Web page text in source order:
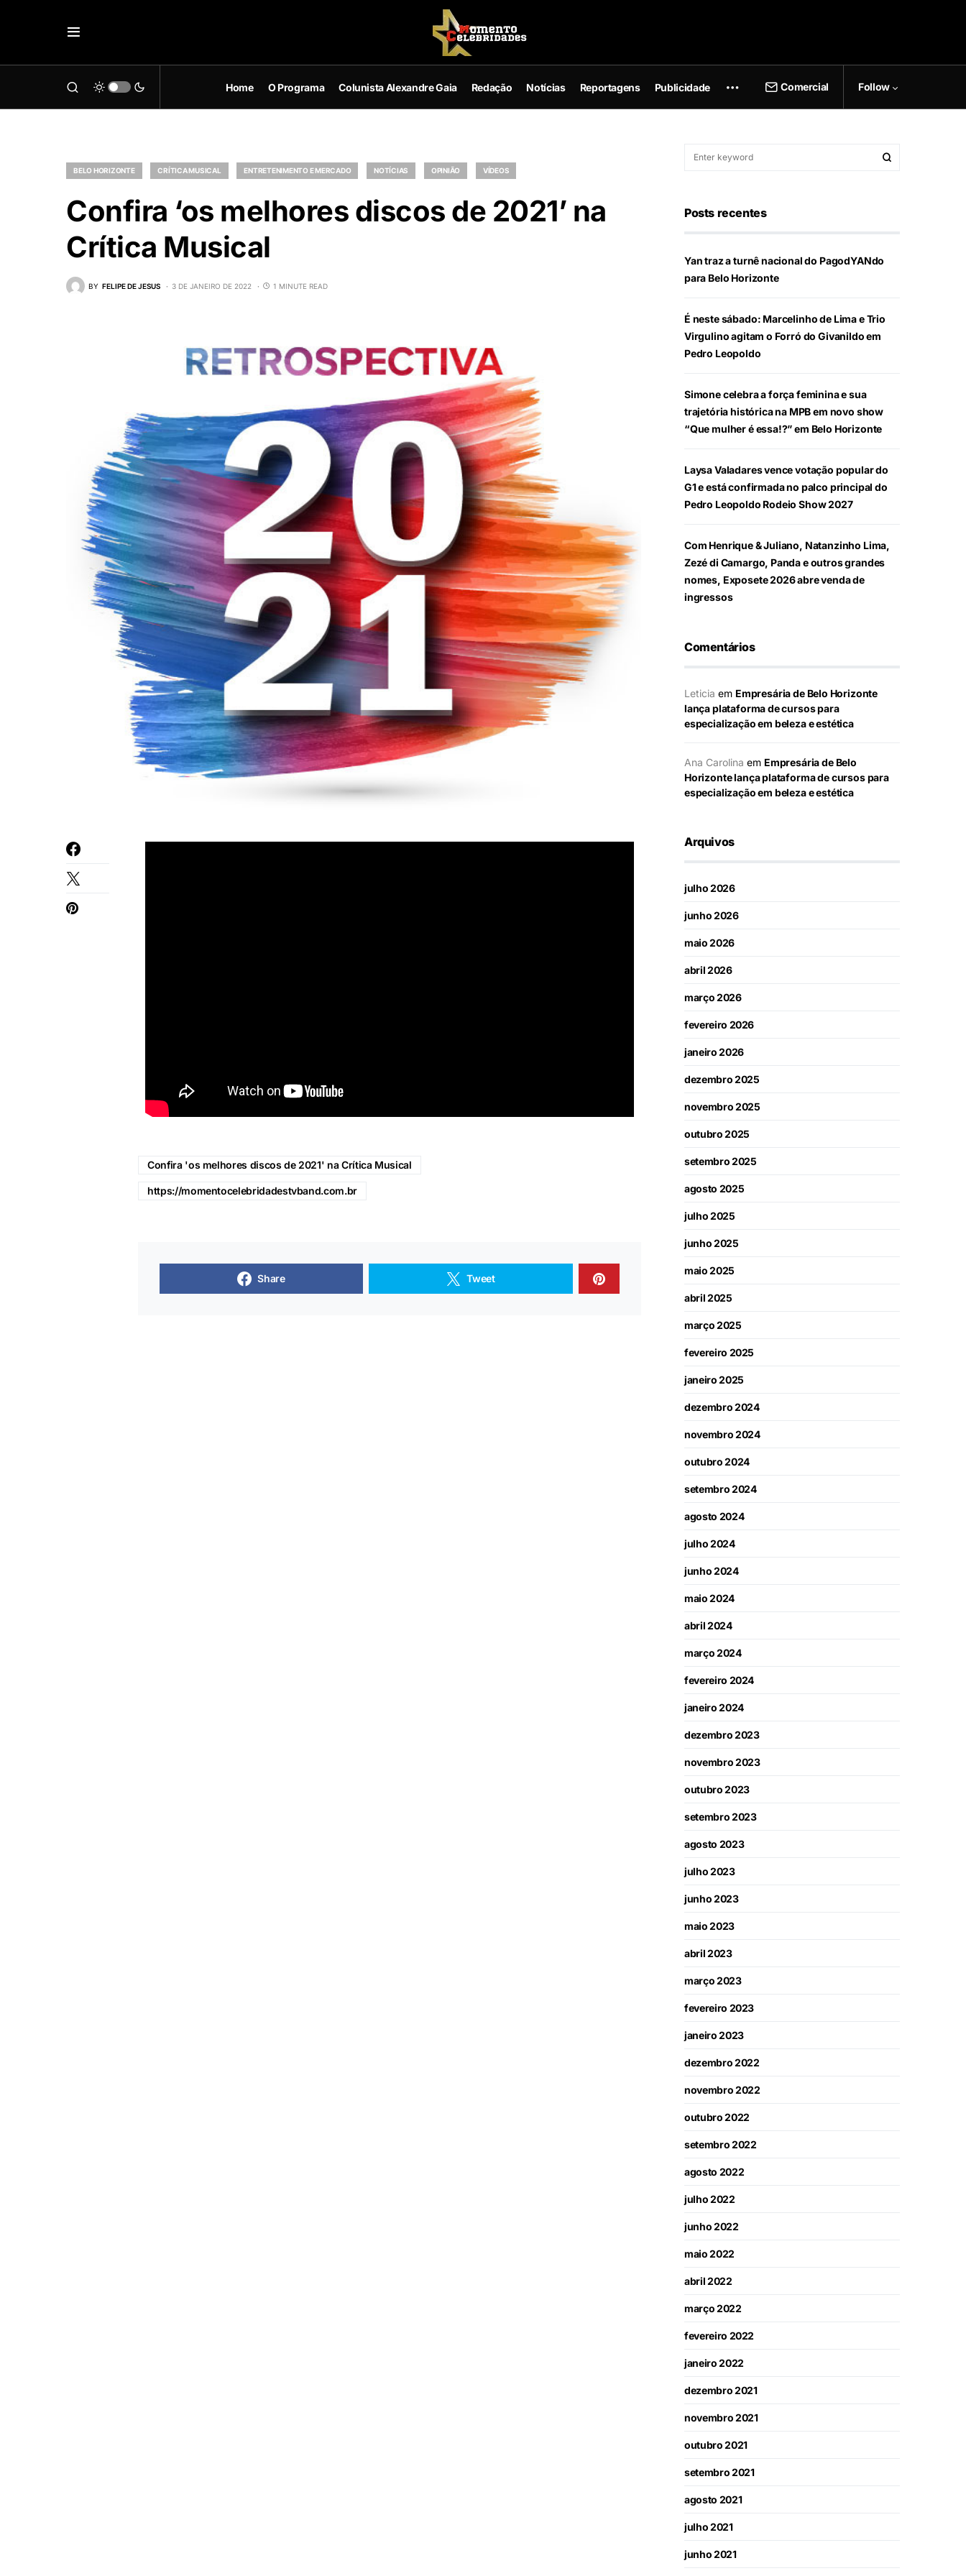
Home O Programa Colunista Alexandre Gaia Redação Notícias Reportagens Publicidade Comercial Follow
BELO HORIZONTE CRÍTICA MUSICAL ENTRETENIMENTO E MERCADO NOTÍCIAS OPINIÃO VÍDEOS
Confira ‘os melhores discos de 2021’ na
Crítica Musical
BY FELIPE DE JESUS 3 DE JANEIRO DE 2022 1 MINUTE READ
Confira 'os melhores discos de 2021' na Crítica Musical
https://momentocelebridadestvband.com.br
Share Tweet
Posts recentes
Yan traz a turnê nacional do PagodYANdo
para Belo Horizonte
É neste sábado: Marcelinho de Lima e Trio
Virgulino agitam o Forró do Givanildo em
Pedro Leopoldo
Simone celebra a força feminina e sua
trajetória histórica na MPB em novo show
“Que mulher é essa!?” em Belo Horizonte
Laysa Valadares vence votação popular do
G1 e está confirmada no palco principal do
Pedro Leopoldo Rodeio Show 2027
Com Henrique & Juliano, Natanzinho Lima,
Zezé di Camargo, Panda e outros grandes
nomes, Exposete 2026 abre venda de
ingressos
Comentários
Leticia em Empresária de Belo Horizonte
lança plataforma de cursos para
especialização em beleza e estética
Ana Carolina em Empresária de Belo
Horizonte lança plataforma de cursos para
especialização em beleza e estética
Arquivos
julho 2026
junho 2026
maio 2026
abril 2026
março 2026
fevereiro 2026
janeiro 2026
dezembro 2025
novembro 2025
outubro 2025
setembro 2025
agosto 2025
julho 2025
junho 2025
maio 2025
abril 2025
março 2025
fevereiro 2025
janeiro 2025
dezembro 2024
novembro 2024
outubro 2024
setembro 2024
agosto 2024
julho 2024
junho 2024
maio 2024
abril 2024
março 2024
fevereiro 2024
janeiro 2024
dezembro 2023
novembro 2023
outubro 2023
setembro 2023
agosto 2023
julho 2023
junho 2023
maio 2023
abril 2023
março 2023
fevereiro 2023
janeiro 2023
dezembro 2022
novembro 2022
outubro 2022
setembro 2022
agosto 2022
julho 2022
junho 2022
maio 2022
abril 2022
março 2022
fevereiro 2022
janeiro 2022
dezembro 2021
novembro 2021
outubro 2021
setembro 2021
agosto 2021
julho 2021
junho 2021